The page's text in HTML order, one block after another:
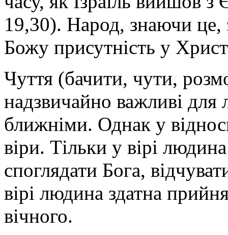
19,30). Народ, знаючи це,
Божу присутність у
Чуття (бачити, чути,
надзвичайно важливі для
ближніми. Однак у
віри. Тільки у вірі
споглядати Бога,
вірі людина здатна
вічного.